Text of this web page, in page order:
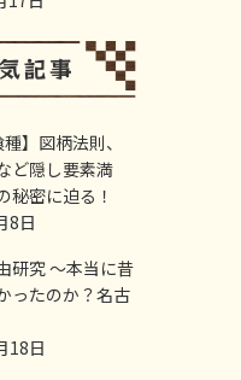
種】図柄法則、
ど隠し要素満
秘密に迫る！
8日
研究 ～本当に昔
ったのか？名古
18日